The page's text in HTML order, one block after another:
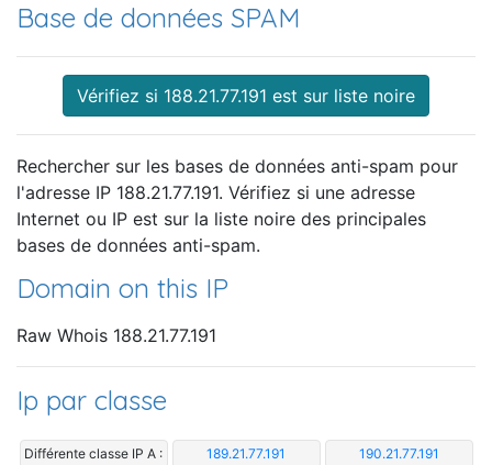
Base de données SPAM
Vérifiez si 188.21.77.191 est sur liste noire
Rechercher sur les bases de données anti-spam pour
l'adresse IP 188.21.77.191. Vérifiez si une adresse
Internet ou IP est sur la liste noire des principales
bases de données anti-spam.
Domain on this IP
Raw Whois 188.21.77.191
Ip par classe
Différente classe IP A : 189.21.77.191 190.21.77.191